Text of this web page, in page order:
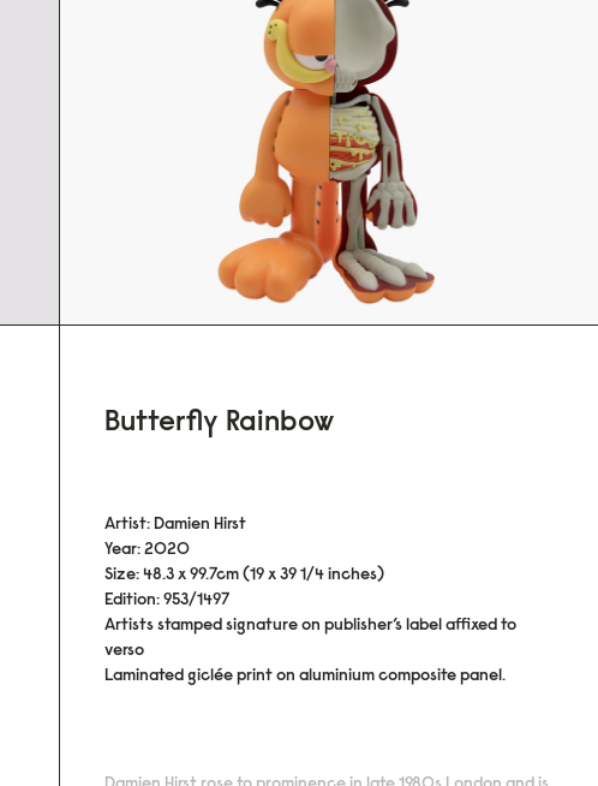
Butterfly Rainbow
Artist: Damien Hirst
Year: 2020
Size: 48.3 x 99.7cm (19 x 39 1/4 inches)
Edition: 953/1497
Artists stamped signature on publisher’s label affixed to
verso
Laminated giclée print on aluminium composite panel.